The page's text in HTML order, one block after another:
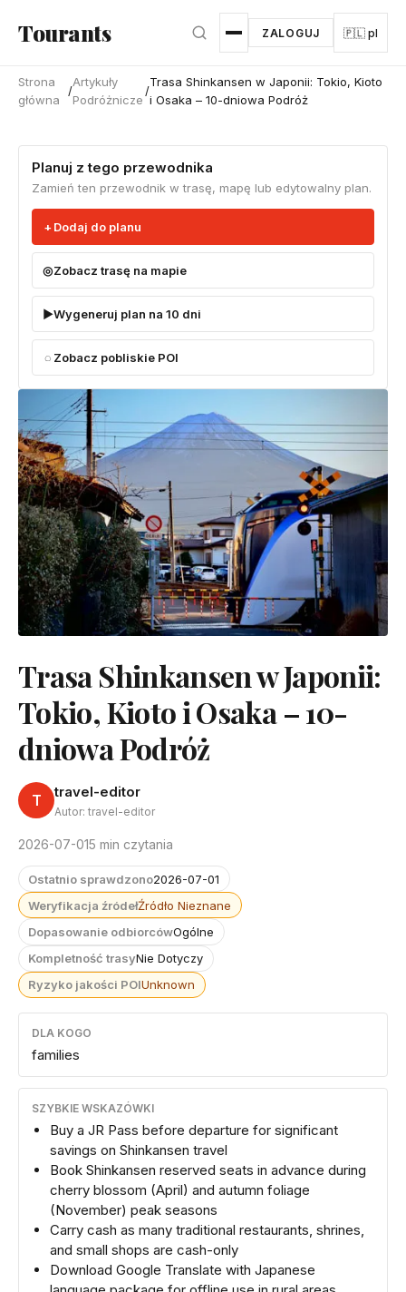
Tourants ZALOGUJ 🇵🇱 pl
Strona
główna
/
Artykuły
Podróżnicze
/
Trasa Shinkansen w Japonii: Tokio, Kioto
i Osaka – 10-dniowa Podróż
Planuj z tego przewodnika
Zamień ten przewodnik w trasę, mapę lub edytowalny plan.
Dodaj do planu
Zobacz trasę na mapie
Wygeneruj plan na 10 dni
Zobacz pobliskie POI
Trasa Shinkansen w Japonii:
Tokio, Kioto i Osaka – 10-
dniowa Podróż
T travel-editor
Autor: travel-editor
2026-07-015 min czytania
Ostatnio sprawdzono2026-07-01
Weryfikacja źródełŹródło Nieznane
Dopasowanie odbiorcówOgólne
Kompletność trasyNie Dotyczy
Ryzyko jakości POIUnknown
DLA KOGO
families
SZYBKIE WSKAZÓWKI
Buy a JR Pass before departure for significant
savings on Shinkansen travel
Book Shinkansen reserved seats in advance during
cherry blossom (April) and autumn foliage
(November) peak seasons
Carry cash as many traditional restaurants, shrines,
and small shops are cash-only
Download Google Translate with Japanese